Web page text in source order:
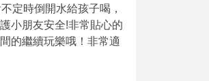
定時倒開水給孩子喝，
小朋友安全!非常貼心的
的繼續玩樂哦！非常適